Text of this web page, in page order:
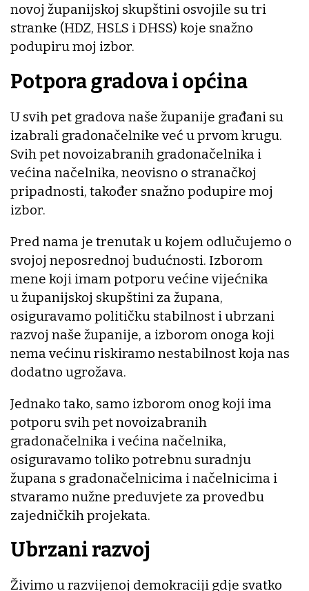
novoj županijskoj skupštini osvojile su tri
stranke (HDZ, HSLS i DHSS) koje snažno
podupiru moj izbor.
Potpora gradova i općina
U svih pet gradova naše županije građani su
izabrali gradonačelnike već u prvom krugu.
Svih pet novoizabranih gradonačelnika i
većina načelnika, neovisno o stranačkoj
pripadnosti, također snažno podupire moj
izbor.
Pred nama je trenutak u kojem odlučujemo o
svojoj neposrednoj budućnosti. Izborom
mene koji imam potporu većine vijećnika
u županijskoj skupštini za župana,
osiguravamo političku stabilnost i ubrzani
razvoj naše županije, a izborom onoga koji
nema većinu riskiramo nestabilnost koja nas
dodatno ugrožava.
Jednako tako, samo izborom onog koji ima
potporu svih pet novoizabranih
gradonačelnika i većina načelnika,
osiguravamo toliko potrebnu suradnju
župana s gradonačelnicima i načelnicima i
stvaramo nužne preduvjete za provedbu
zajedničkih projekata.
Ubrzani razvoj
Živimo u razvijenoj demokraciji gdje svatko